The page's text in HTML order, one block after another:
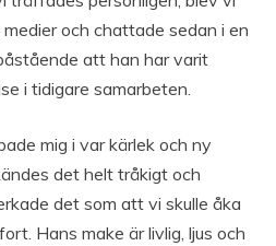
och chattade sedan i en
att han har varit
i tidigare samarbeten.
mig i var kärlek och ny
det helt tråkigt och
det som att vi skulle åka
Hans make är livlig, ljus och